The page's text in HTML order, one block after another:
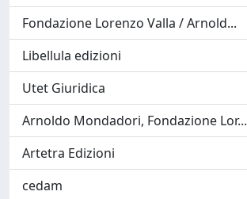
Fondazione Lorenzo Valla / Arnold...
Libellula edizioni
Utet Giuridica
Arnoldo Mondadori, Fondazione Lor...
Artetra Edizioni
cedam